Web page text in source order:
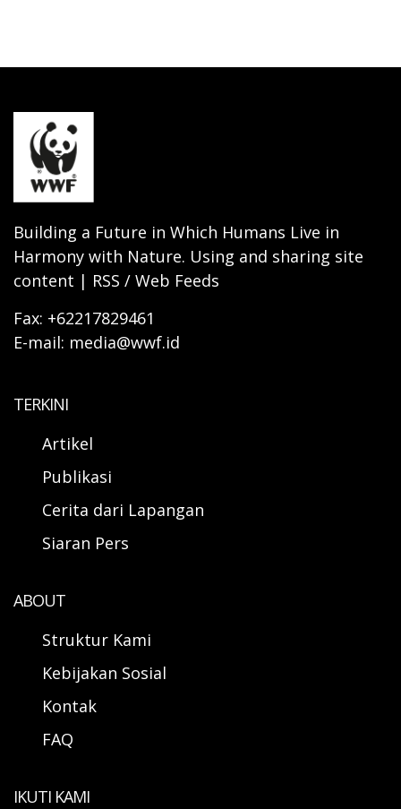
Building a Future in Which Humans Live in
Harmony with Nature. Using and sharing site
content | RSS / Web Feeds
Fax: +62217829461
E-mail: media@wwf.id
TERKINI
Artikel
Publikasi
Cerita dari Lapangan
Siaran Pers
ABOUT
Struktur Kami
Kebijakan Sosial
Kontak
FAQ
IKUTI KAMI